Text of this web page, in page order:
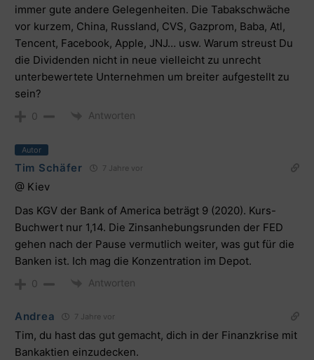
immer gute andere Gelegenheiten. Die Tabakschwäche
vor kurzem, China, Russland, CVS, Gazprom, Baba, Atl,
Tencent, Facebook, Apple, JNJ… usw. Warum streust Du
die Dividenden nicht in neue vielleicht zu unrecht
unterbewertete Unternehmen um breiter aufgestellt zu
sein?
0 Antworten
Autor
Tim Schäfer 7 Jahre vor
@ Kiev
Das KGV der Bank of America beträgt 9 (2020). Kurs-
Buchwert nur 1,14. Die Zinsanhebungsrunden der FED
gehen nach der Pause vermutlich weiter, was gut für die
Banken ist. Ich mag die Konzentration im Depot.
0 Antworten
Andrea 7 Jahre vor
Tim, du hast das gut gemacht, dich in der Finanzkrise mit
Bankaktien einzudecken.